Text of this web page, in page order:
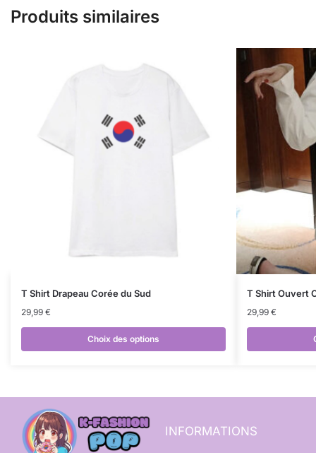
Produits similaires
T Shirt Drapeau Corée du Sud
29,99 €
Choix des options
T Shirt Ouvert
29,99 €
INFORMATIONS